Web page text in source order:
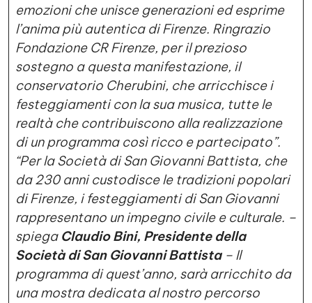
emozioni che unisce generazioni ed esprime
l’anima più autentica di Firenze. Ringrazio
Fondazione CR Firenze, per il prezioso
sostegno a questa manifestazione, il
conservatorio Cherubini, che arricchisce i
festeggiamenti con la sua musica, tutte le
realtà che contribuiscono alla realizzazione
di un programma così ricco e partecipato”.
“Per la Società di San Giovanni Battista, che
da 230 anni custodisce le tradizioni popolari
di Firenze, i festeggiamenti di San Giovanni
rappresentano un impegno civile e culturale. –
spiega Claudio Bini, Presidente della
Società di San Giovanni Battista– Il
programma di quest’anno, sarà arricchito da
una mostra dedicata al nostro percorso